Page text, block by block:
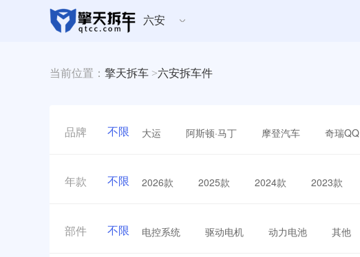
六安
当前位置： 擎天拆车 >六安拆车件
品牌 不限 大运 阿斯顿·马丁 摩登汽车 奇瑞QQ
年款 不限 2026款 2025款 2024款 2023款
部件 不限 电控系统 驱动电机 动力电池 其他